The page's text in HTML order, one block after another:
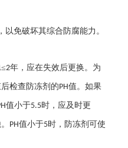
免破坏其综合防腐能力。
≤2年，应在失效后更换。为
检查防冻剂的PH值。如果
值小于5.5时，应及时更
PH值小于5时，防冻剂可使